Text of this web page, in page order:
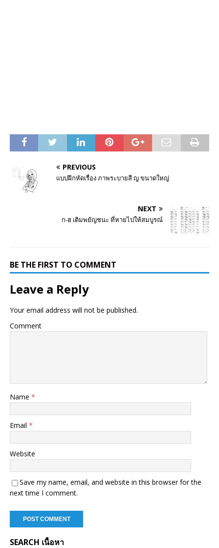
PREVIOUS
แบบฝึกหัดเรื่อง ภาพระบายสี ญ ขนาดใหญ่
NEXT
ก-ฮ เติมพยัญชนะ ที่หายไปให้สมบูรณ์
BE THE FIRST TO COMMENT
Leave a Reply
Your email address will not be published.
Comment
Name *
Email *
Website
Save my name, email, and website in this browser for the
next time I comment.
SEARCH เนื้อหา